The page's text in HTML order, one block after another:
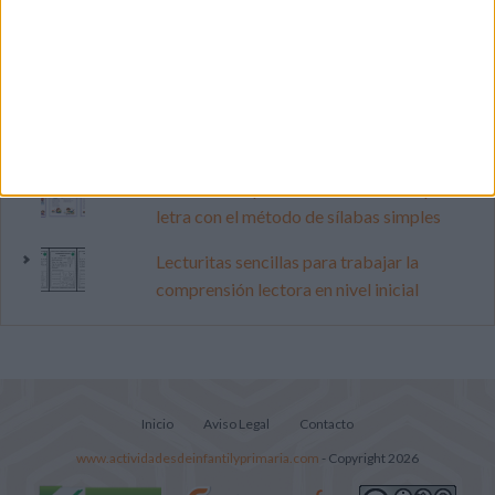
letra con el método de sílabas simples
Lecturitas sencillas para trabajar la
comprensión lectora en nivel inicial
Inicio Aviso Legal Contacto
www.actividadesdeinfantilyprimaria.com - Copyright 2026